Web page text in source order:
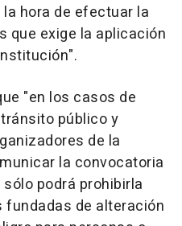
hora de efectuar la
que exige la aplicación
"en los casos de
público y
de la
la convocatoria
podrá prohibirla
de alteración